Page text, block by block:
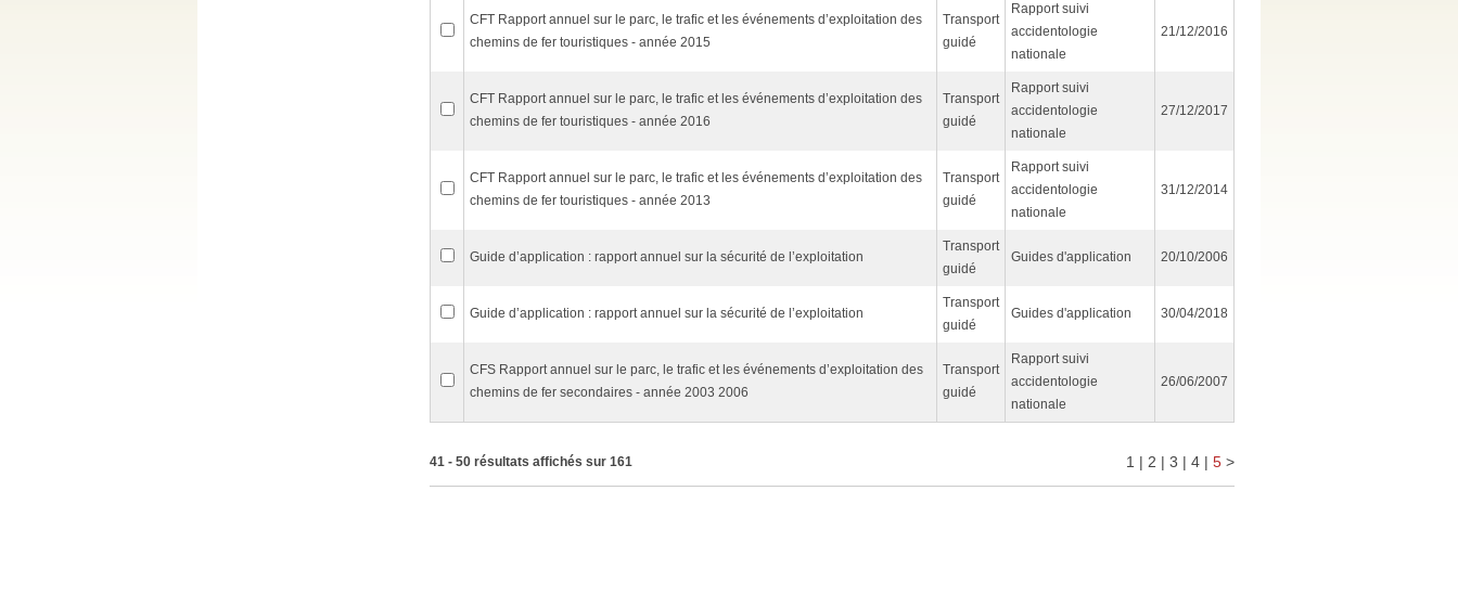
CFT Rapport annuel sur le parc, le trafic et les événements d’exploitation des
chemins de fer touristiques - année 2015
Transport
guidé
Rapport suivi
accidentologie
nationale
21/12/2016
CFT Rapport annuel sur le parc, le trafic et les événements d’exploitation des
chemins de fer touristiques - année 2016
Transport
guidé
Rapport suivi
accidentologie
nationale
27/12/2017
CFT Rapport annuel sur le parc, le trafic et les événements d’exploitation des
chemins de fer touristiques - année 2013
Transport
guidé
Rapport suivi
accidentologie
nationale
31/12/2014
Guide d’application : rapport annuel sur la sécurité de l’exploitation
Transport
guidé
Guides d'application 20/10/2006
Guide d’application : rapport annuel sur la sécurité de l’exploitation
Transport
guidé
Guides d'application 30/04/2018
CFS Rapport annuel sur le parc, le trafic et les événements d’exploitation des
chemins de fer secondaires - année 2003 2006
Transport
guidé
Rapport suivi
accidentologie
nationale
26/06/2007
41 - 50 résultats affichés sur 161 1 | 2 |3 |4 |5 >